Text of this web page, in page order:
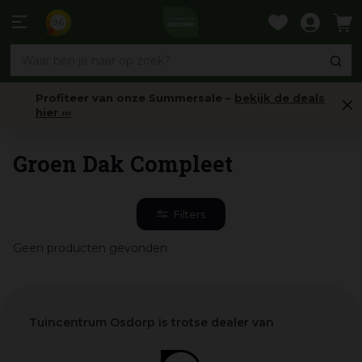
naar
Profiteer van onze Summersale – bekijk de deals
hier ›››
Groen Dak Compleet
Filters
Geen producten gevonden
Tuincentrum Osdorp is trotse dealer van